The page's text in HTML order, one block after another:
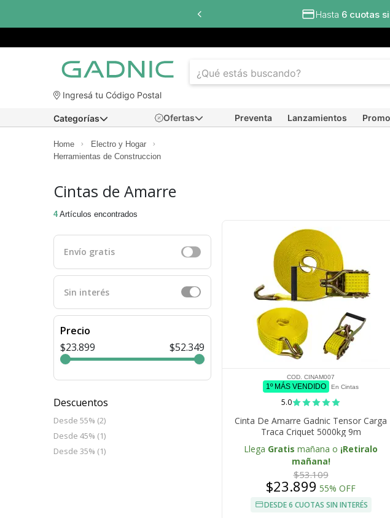
Hasta 6 cuotas
Ingresá tu Código Postal
Ofertas Preventa Lanzamientos
Categorías
Home
Electro y Hogar
Herramientas de Construccion
Cintas de Amarre
4Artículos encontrados
Envío gratis
Sin interés
Precio
$23.899
$52.349
Descuentos
Desde 55% (2)
Desde 45% (1)
Desde 35% (1)
COD. CINAM007
1º MÁS VENDIDO En Cintas
5.0
Cinta De Amarre Gadnic Tensor Carga
Traca Criquet 5000kg 9m
Llega Gratis mañana o ¡Retiralo
mañana!
$53.109
$23.899 55% OFF
DESDE 6 CUOTAS SIN INTERÉS